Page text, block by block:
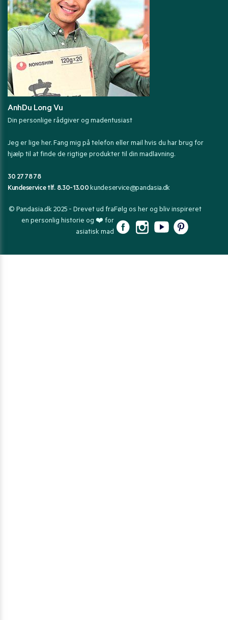
AnhDu Long Vu
Din personlige rådgiver og madentusiast
Jeg er lige her. Fang mig på telefon eller mail hvis du har brug for
hjælp til at finde de rigtige produkter til din madlavning.
30 27 78 78
Kundeservice tlf. 8.30-13.00kundeservice@pandasia.dk
© Pandasia.dk 2025 - Drevet ud fra
en personlig historie og ❤️ for
asiatisk mad
Følg os her og bliv inspireret